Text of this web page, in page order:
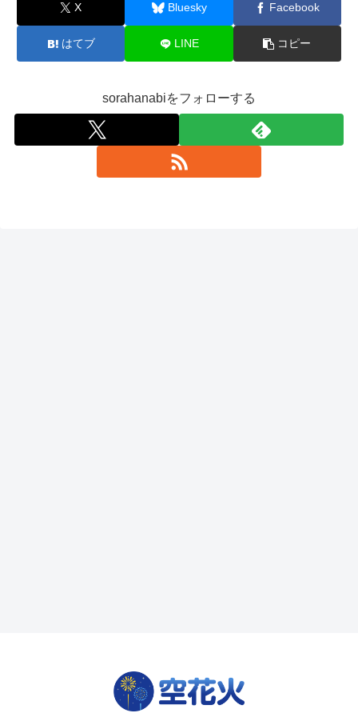
X Bluesky Facebook
はてブ LINE コピー
sorahanabiをフォローする